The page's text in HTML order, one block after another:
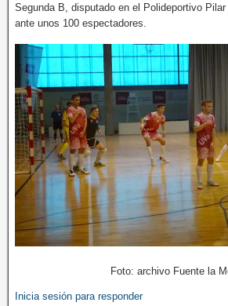
Segunda B, disputado en el Polideportivo
ante unos 100 espectadores.
Foto: archivo Fuente la
Inicia sesión para responder